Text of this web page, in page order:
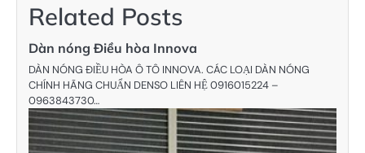
viết
Related Posts
Dàn nóng Điều hòa Innova
DÀN NÓNG ĐIỀU HÒA Ô TÔ INNOVA. CÁC LOẠI DÀN NÓNG
CHÍNH HÃNG CHUẨN DENSO LIÊN HỆ 0916015224 –
0963843730…